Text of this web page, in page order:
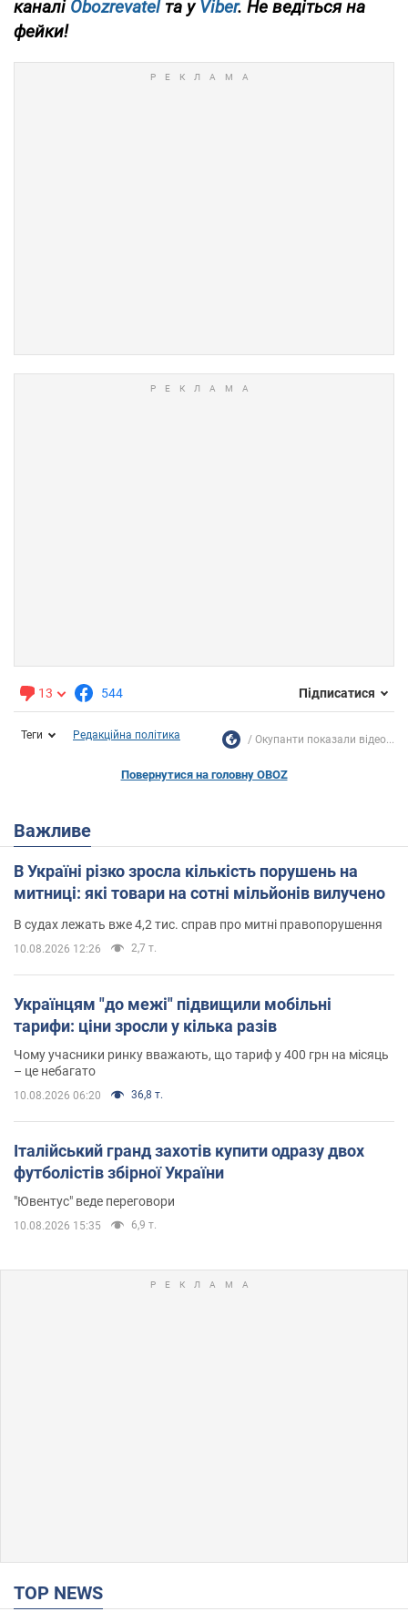
каналі Obozrevatel та уViber. Не ведіться на
фейки!
13 544 Підписатися
Теги Редакційна політика Окупанти показали відео...
Повернутися на головну OBOZ
Важливе
В Україні різко зросла кількість порушень на
митниці: які товари на сотні мільйонів вилучено
В судах лежать вже 4,2 тис. справ про митні правопорушення
10.08.2026 12:26 2,7 т.
Українцям "до межі" підвищили мобільні
тарифи: ціни зросли у кілька разів
Чому учасники ринку вважають, що тариф у 400 грн на місяць
– це небагато
10.08.2026 06:20 36,8 т.
Італійський гранд захотів купити одразу двох
футболістів збірної України
"Ювентус" веде переговори
10.08.2026 15:35 6,9 т.
TOP NEWS